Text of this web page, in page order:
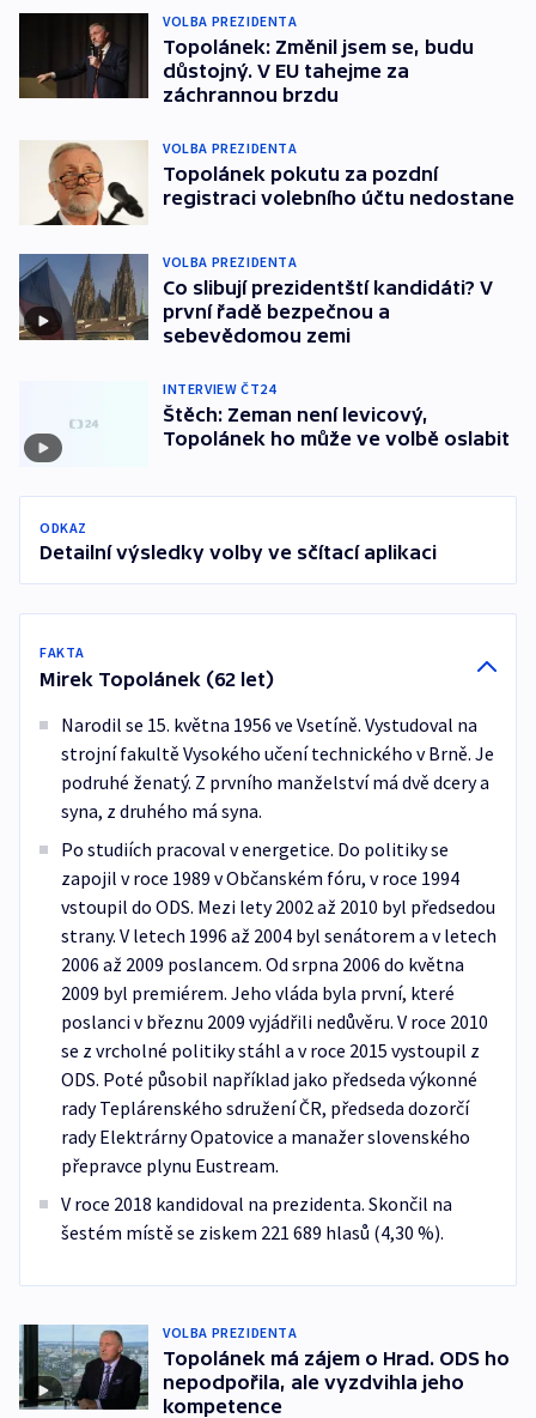
VOLBA PREZIDENTA
Topolánek: Změnil jsem se, budu
důstojný. V EU tahejme za
záchrannou brzdu
VOLBA PREZIDENTA
Topolánek pokutu za pozdní
registraci volebního účtu nedostane
VOLBA PREZIDENTA
Co slibují prezidentští kandidáti? V
první řadě bezpečnou a
sebevědomou zemi
INTERVIEW ČT24
Štěch: Zeman není levicový,
Topolánek ho může ve volbě oslabit
ODKAZ
Detailní výsledky volby ve sčítací aplikaci
FAKTA
Mirek Topolánek (62 let)
Narodil se 15. května 1956 ve Vsetíně. Vystudoval na
strojní fakultě Vysokého učení technického v Brně. Je
podruhé ženatý. Z prvního manželství má dvě dcery a
syna, z druhého má syna.
Po studiích pracoval v energetice. Do politiky se
zapojil v roce 1989 v Občanském fóru, v roce 1994
vstoupil do ODS. Mezi lety 2002 až 2010 byl předsedou
strany. V letech 1996 až 2004 byl senátorem a v letech
2006 až 2009 poslancem. Od srpna 2006 do května
2009 byl premiérem. Jeho vláda byla první, které
poslanci v březnu 2009 vyjádřili nedůvěru. V roce 2010
se z vrcholné politiky stáhl a v roce 2015 vystoupil z
ODS. Poté působil například jako předseda výkonné
rady Teplárenského sdružení ČR, předseda dozorčí
rady Elektrárny Opatovice a manažer slovenského
přepravce plynu Eustream.
V roce 2018 kandidoval na prezidenta. Skončil na
šestém místě se ziskem 221 689 hlasů (4,30 %).
VOLBA PREZIDENTA
Topolánek má zájem o Hrad. ODS ho
nepodpořila, ale vyzdvihla jeho
kompetence